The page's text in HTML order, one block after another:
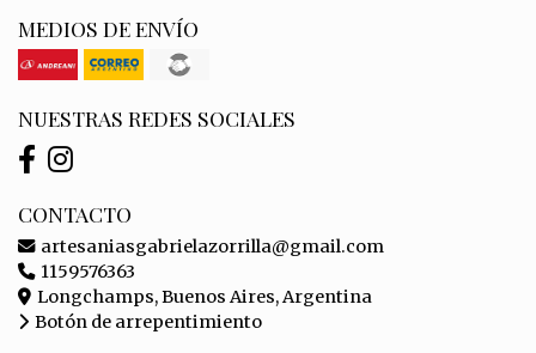
MEDIOS DE ENVÍO
NUESTRAS REDES SOCIALES
CONTACTO
artesaniasgabrielazorrilla@gmail.com
1159576363
Longchamps, Buenos Aires, Argentina
Botón de arrepentimiento